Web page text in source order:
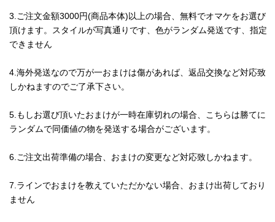
3.ご注文金額3000円(商品本体)以上の場合、無料でオマケをお選び
頂けます。スタイルが写真通りです、色がランダム発送です、指定
できません
4.海外発送なので万が一おまけは傷があれば、返品交換など対応致
しかねますのでご了承下さい。
5.もしお選び頂いたおまけが一時在庫切れの場合、こちらは勝てに
ランダムで同価値の物を発送する場合がございます。
6.ご注文出荷準備の場合、おまけの変更など対応致しかねます。
7.ラインでおまけを教えていただかない場合、おまけ出荷しており
ません